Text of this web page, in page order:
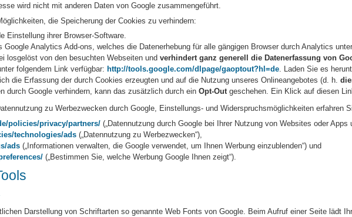
wird nicht mit anderen Daten von Google zusammengeführt.
die Speicherung der Cookies zu verhindern:
Einstellung ihrer Browser-Software.
Google Analytics Add-ons, welches die Datenerhebung für alle gängigen Browser durch Analytics
losgelöst von den besuchten Webseiten undverhindert ganz generell die Datenerfassung von
folgendem Link verfügbar: http://tools.google.com/dlpage/gaoptout?hl=de. Laden Sie es
die Erfassung der durch Cookies erzeugten und auf die Nutzung unseres Onlineangebotes (d. h.
durch Google verhindern, kann das zusätzlich durch einOpt-Outgeschehen. Ein Klick auf diesen
zu Werbezwecken durch Google, Einstellungs- und Widerspruchsmöglichkeiten erfahren
policies/privacy/partners/ („Datennutzung durch Google bei Ihrer Nutzung von Websites oder Apps
technologies/ads („Datennutzung zu Werbezwecken“),
ads („Informationen verwalten, die Google verwendet, um Ihnen Werbung einzublenden“) und
(„Bestimmen Sie, welche Werbung Google Ihnen zeigt“).
Darstellung von Schriftarten so genannte Web Fonts von Google. Beim Aufruf einer Seite lädt